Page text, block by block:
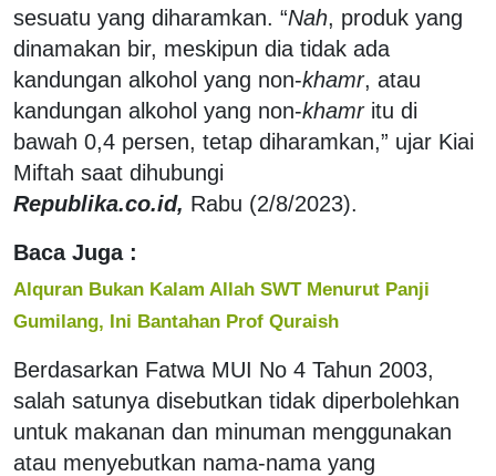
sesuatu yang diharamkan. “Nah, produk yang
dinamakan bir, meskipun dia tidak ada
kandungan alkohol yang non-khamr, atau
kandungan alkohol yang non-khamritu di
bawah 0,4 persen, tetap diharamkan,” ujar Kiai
Miftah saat dihubungi
Republika.co.id, Rabu (2/8/2023).
Baca Juga :
Alquran Bukan Kalam Allah SWT Menurut Panji
Gumilang, Ini Bantahan Prof Quraish
Berdasarkan Fatwa MUI No 4 Tahun 2003,
salah satunya disebutkan tidak diperbolehkan
untuk makanan dan minuman menggunakan
atau menyebutkan nama-nama yang